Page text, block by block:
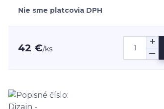
Nie sme platcovia DPH
42 €/ks